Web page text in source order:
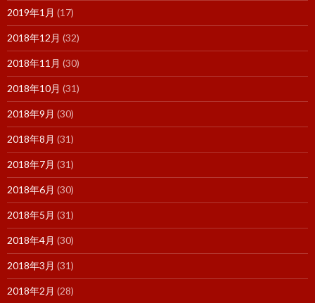
2019年1月 (17)
2018年12月 (32)
2018年11月 (30)
2018年10月 (31)
2018年9月 (30)
2018年8月 (31)
2018年7月 (31)
2018年6月 (30)
2018年5月 (31)
2018年4月 (30)
2018年3月 (31)
2018年2月 (28)